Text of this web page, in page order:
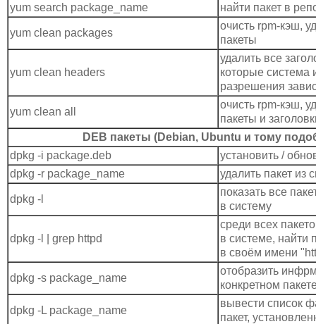
yum search package_name
найти пакет в
yum clean packages
очисть rpm-кэш,
пакеты
yum clean headers
удалить все
которые система
разрешения
yum clean all
очисть rpm-кэш,
пакеты и
DEB пакеты (Debian, Ubuntu и тому
dpkg -i package.deb
установить /
dpkg -r package_name
удалить пакет из
dpkg -l
показать все
в систему
dpkg -l | grep httpd
среди всех
в системе, найти
в своём имени
dpkg -s package_name
отобразить
конкретном
dpkg -L package_name
вывести список
пакет,